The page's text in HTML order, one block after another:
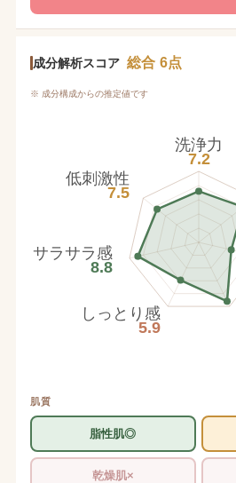
成分解析スコア 総合 6点
※ 成分構成からの推定値です
洗浄力
7.2
しっとり感
5.9
サラサラ感
8.8
低刺激性
7.5
肌質
脂性肌◎
乾燥肌×